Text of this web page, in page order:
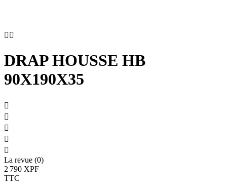
 
DRAP HOUSSE HB
90X190X35





La revue (0)
2 790 XPF
TTC